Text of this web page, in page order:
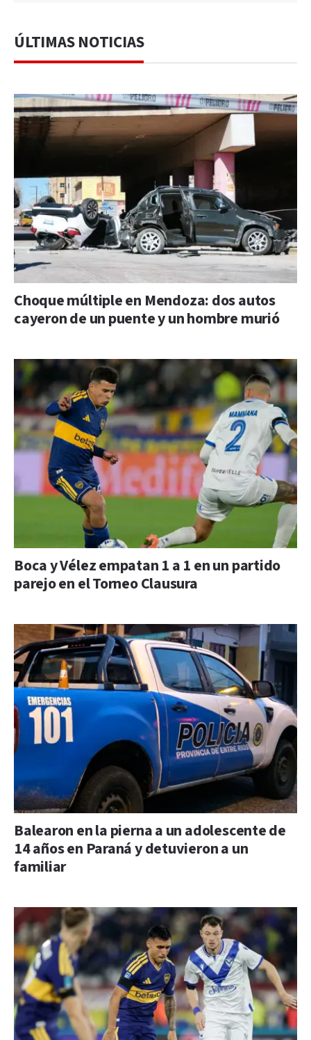
ÚLTIMAS NOTICIAS
Choque múltiple en Mendoza: dos autos
cayeron de un puente y un hombre murió
Boca y Vélez empatan 1 a 1 en un partido
parejo en el Torneo Clausura
Balearon en la pierna a un adolescente de
14 años en Paraná y detuvieron a un
familiar